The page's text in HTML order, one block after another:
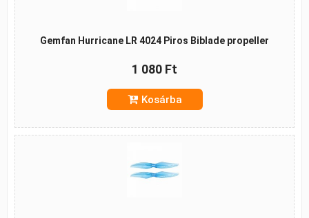
Gemfan Hurricane LR 4024 Piros Biblade propeller
1 080 Ft
Kosárba